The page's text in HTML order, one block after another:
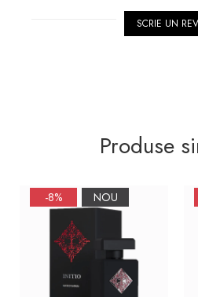
SCRIE UN
Produse
-8% NOU